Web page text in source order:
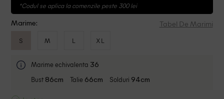
*Codul se aplica la comenzile peste 300 lei
Marime: Tabel De Marimi
S M L XL
Marime echivalenta 36
Bust 86cm Talie 66cm Solduri 94cm